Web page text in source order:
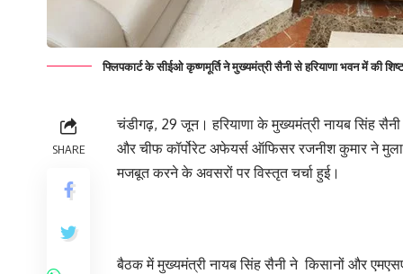
फ्लिपकार्ट के सीईओ कृष्णमूर्ति ने मुख्यमंत्री सैनी से हरियाणा भवन में की
SHARE
चंडीगढ़, 29 जून। हरियाणा के मुख्यमंत्री नायब सिंह
और चीफ कॉर्पोरेट अफेयर्स ऑफिसर रजनीश कुमार ने
मजबूत करने के अवसरों पर विस्तृत चर्चा हुई।
बैठक में मुख्यमंत्री नायब सिंह सैनी ने किसानों और